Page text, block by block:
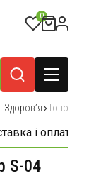
0
Здоровʼя Тонометри
і оплата
S-04